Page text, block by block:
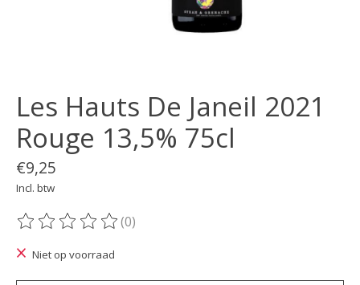
Les Hauts De Janeil 2021
Rouge 13,5% 75cl
€9,25
Incl. btw
De beoordeling van dit product is
(0)
Niet op voorraad